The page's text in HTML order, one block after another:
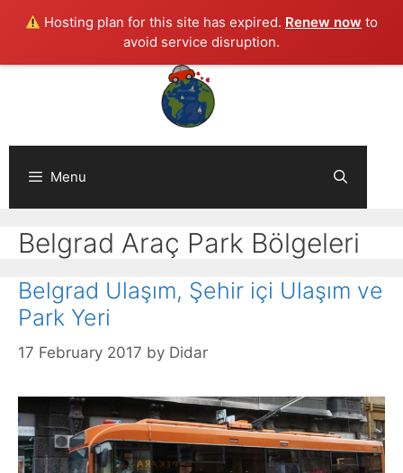
Hosting plan for this site has expired. Renew now to
avoid service disruption.
Menu
Belgrad Araç Park Bölgeleri
Belgrad Ulaşım, Şehir içi Ulaşım ve
Park Yeri
17 February 2017 by Didar